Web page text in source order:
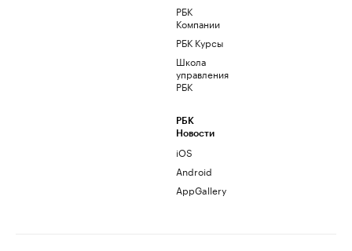
РБК
Компании
РБК Курсы
Школа
управления
РБК
РБК
Новости
iOS
Android
AppGallery